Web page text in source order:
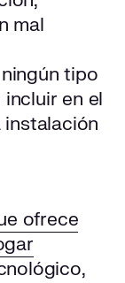
mal
tipo
en el
ofrece